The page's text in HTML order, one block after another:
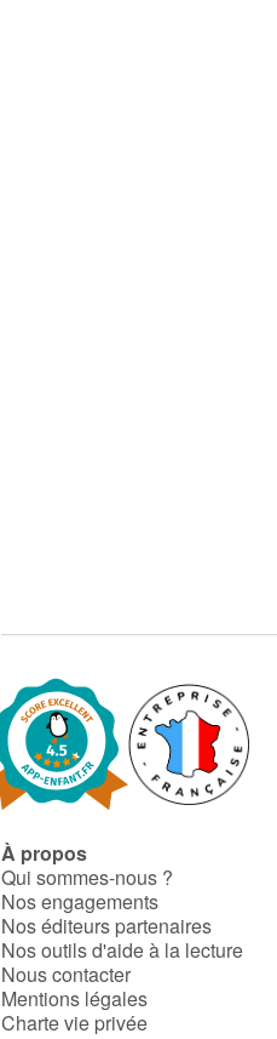
À propos
Qui sommes-nous ?
Nos engagements
Nos éditeurs partenaires
Nos outils d'aide à la lecture
Nous contacter
Mentions légales
Charte vie privée